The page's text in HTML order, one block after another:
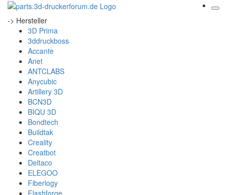
-> Hersteller
3D Prima
3ddruckboss
Accante
Anet
ANTCLABS
Anycubic
Artillery 3D
BCN3D
BIQU 3D
Bondtech
Buildtak
Creality
Creatbot
Deltaco
ELEGOO
Fiberlogy
Flashforge